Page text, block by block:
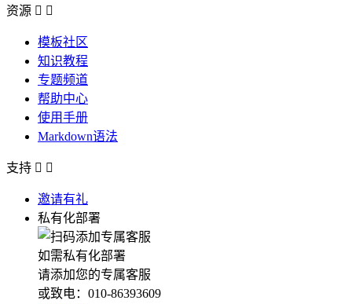
资源  
模板社区
知识教程
专题频道
帮助中心
使用手册
Markdown语法
支持  
邀请有礼
私有化部署
如需私有化部署
请添加您的专属客服
或致电：010-86393609